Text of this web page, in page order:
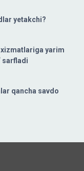
yetakchi?
yarim
sarfladi
qancha savdo